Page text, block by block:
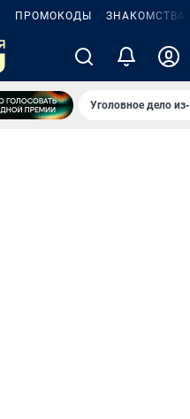
ПРОМОКОДЫ ЗНАКОМСТВА
Уголовное дело